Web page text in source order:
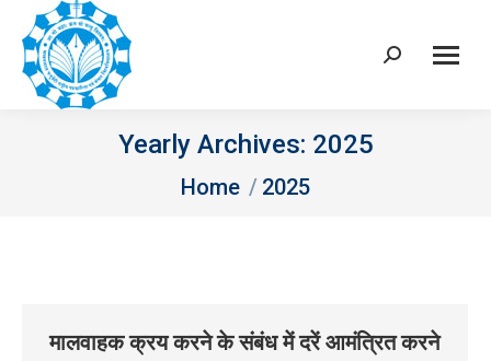
Search:
Yearly Archives: 2025
You are here:
Home 2025
मालवाहक क्रय करने के संबंध में दरें आमंत्रित करने